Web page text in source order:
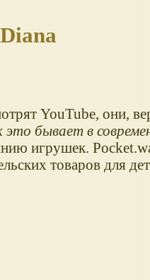
YouTube, они,
это бывает в
игрушек.
товаров для